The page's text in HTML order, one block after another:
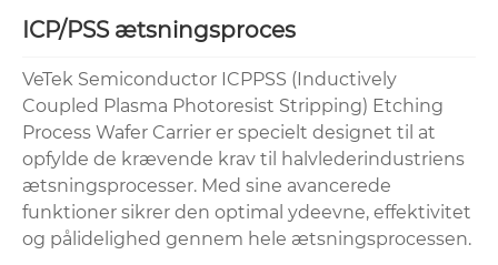
ICP/PSS ætsningsproces
VeTek Semiconductor ICPPSS (Inductively
Coupled Plasma Photoresist Stripping) Etching
Process Wafer Carrier er specielt designet til at
opfylde de krævende krav til halvlederindustriens
ætsningsprocesser. Med sine avancerede
funktioner sikrer den optimal ydeevne, effektivitet
og pålidelighed gennem hele ætsningsprocessen.